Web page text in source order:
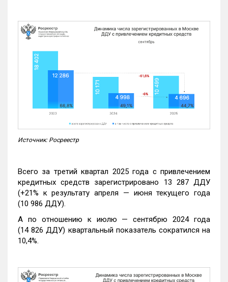
Источник: Росреестр
Всего за третий квартал 2025 года с привлечением
кредитных средств зарегистрировано 13 287 ДДУ
(+21% к результату апреля — июня текущего года
(10 986 ДДУ).
А по отношению к июлю — сентябрю 2024 года
(14 826 ДДУ) квартальный показатель сократился на
10,4%.